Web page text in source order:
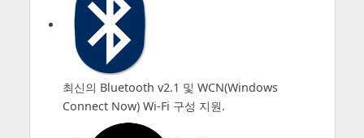
최신의 Bluetooth v2.1 및 WCN(Windows
Connect Now) Wi-Fi 구성 지원.